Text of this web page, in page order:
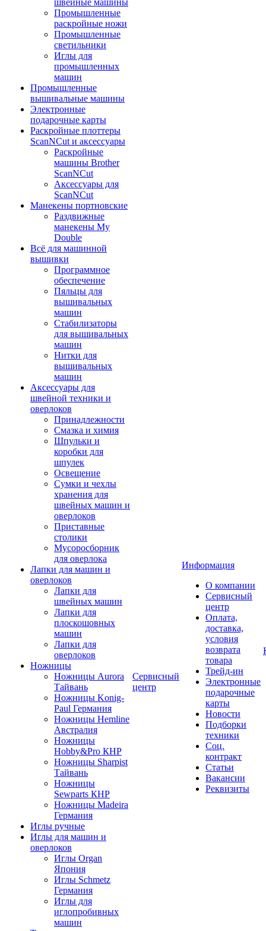
швейные машины
Промышленные
раскройные ножи
Промышленные
светильники
Иглы для
промышленных
машин
Промышленные
вышивальные машины
Электронные
подарочные карты
Раскройные плоттеры
ScanNCut и аксессуары
Раскройные
машины Brother
ScanNCut
Аксессуары для
ScanNCut
Манекены портновские
Раздвижные
манекены My
Double
Всё для машинной
вышивки
Программное
обеспечение
Пяльцы для
вышивальных
машин
Стабилизаторы
для вышивальных
машин
Нитки для
вышивальных
машин
Аксессуары для
швейной техники и
оверлоков
Принадлежности
Смазка и химия
Шпульки и
коробки для
шпулек
Освещение
Сумки и чехлы
хранения для
швейных машин и
оверлоков
Приставные
столики
Мусоросборник
для оверлока
Лапки для машин и
оверлоков
Лапки для
швейных машин
Лапки для
плоскошовных
машин
Лапки для
оверлоков
Ножницы
Ножницы Aurora
Тайвань
Ножницы Konig-
Paul Германия
Ножницы Hemline
Австралия
Ножницы
Hobby&Pro КНР
Ножницы Sharpist
Тайвань
Ножницы
Sewparts КНР
Ножницы Madeira
Германия
Иглы ручные
Иглы для машин и
оверлоков
Иглы Organ
Япония
Иглы Schmetz
Германия
Иглы для
иглопробивных
машин
Сервисный
центр
Информация
О компании
Сервисный
центр
Оплата,
доставка,
условия
возврата
товара
Трейд-ин
Электронные
подарочные
карты
Новости
Подборки
техники
Соц.
контракт
Статьи
Вакансии
Реквизиты